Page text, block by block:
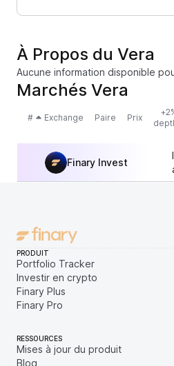
À Propos du Vera
Aucune information disponible
Marchés Vera
# Exchange Paire Prix
Finary Invest
PRODUIT
Portfolio Tracker
Investir en crypto
Finary Plus
Finary Pro
RESSOURCES
Mises à jour du produit
Blog